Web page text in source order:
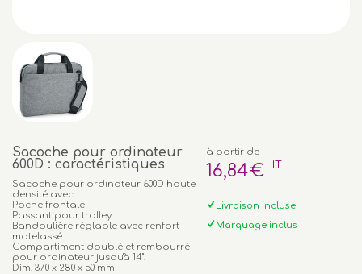
Sacoche pour ordinateur
600D : caractéristiques
Sacoche pour ordinateur 600D haute
densité avec :
Poche frontale
Passant pour trolley
Bandoulière réglable avec renfort
matelassé
Compartiment doublé et rembourré
pour ordinateur jusqu'à 14''.
Dim. 370 x 280 x 50 mm
à partir de
16,84€ HT
Livraison incluse
Marquage inclus